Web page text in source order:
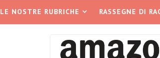
LE NOSTRE RUBRICHE RASSEGNE DI